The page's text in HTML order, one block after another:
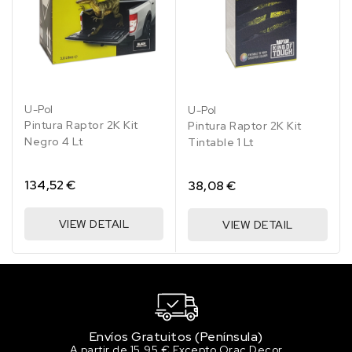
LA3K/V5 BLACK RUBIN
158.47 €
100 en stock
100 en stock
100 en stock
LA5D/J3 MONACO BLUE
LA5F/E1 SUMMERBLUE
U-Pol
Pintura Raptor 2K Kit
Negro 4 Lt
134,52 €
VIEW DETAIL
U-Pol
Pintura Raptor 2K Kit
Tintable 1 Lt
38,08 €
VIEW DETAIL
Envíos Gratuitos (Península)